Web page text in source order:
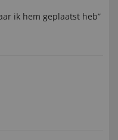
ik hem geplaatst heb”